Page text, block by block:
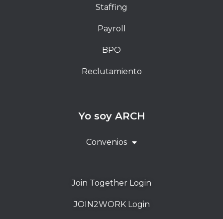
Staffing
Payroll
BPO
Reclutamiento
Yo soy ARCH
Convenios
Join Together Login
JOIN2WORK Login